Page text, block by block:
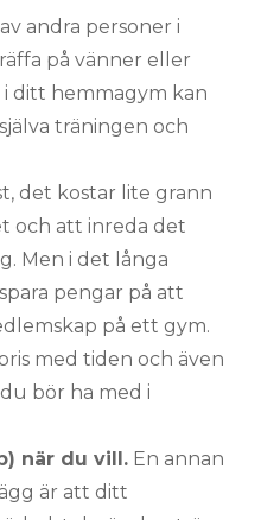
andra personer i
på vänner eller
ditt hemmagym kan
träningen och
det kostar lite grann
och att inreda det
Men i det långa
pengar på att
på ett gym.
med tiden och även
bör ha med i
när du vill. En annan
är att ditt